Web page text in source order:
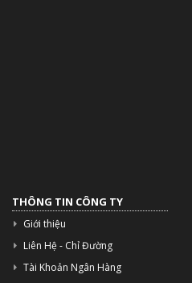
THÔNG TIN CÔNG TY
Giới thiệu
Liên Hệ - Chỉ Đường
Tài Khoản Ngân Hàng